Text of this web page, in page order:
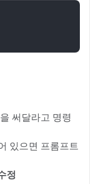
써달라고 명령
있으면 프롬프트
정